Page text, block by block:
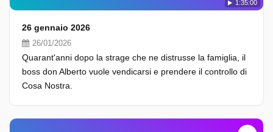
1:35:00
26 gennaio 2026
26/01/2026
Quarant'anni dopo la strage che ne distrusse la famiglia, il
boss don Alberto vuole vendicarsi e prendere il controllo di
Cosa Nostra.